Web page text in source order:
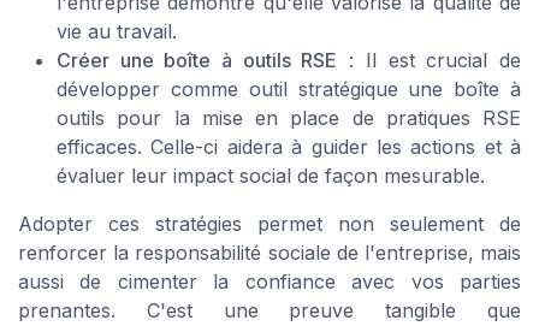
vie au travail.
Créer une boîte à outils RSE : Il est crucial de
développer comme outil stratégique une boîte à
outils pour la mise en place de pratiques RSE
efficaces. Celle-ci aidera à guider les actions et à
évaluer leur impact social de façon mesurable.
Adopter ces stratégies permet non seulement de
renforcer la responsabilité sociale de l'entreprise, mais
aussi de cimenter la confiance avec vos parties
prenantes. C'est une preuve tangible que